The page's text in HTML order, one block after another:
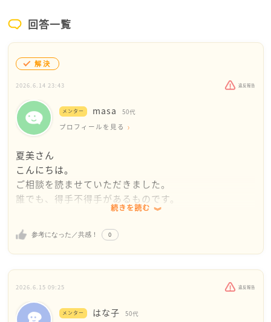
回答一覧
解決
2026.6.14 23:43 違反報告
メンター masa 50代
プロフィールを見る
夏美さん
こんにちは。
ご相談を読ませていただきました。
誰でも、得手不得手があるものです。
ですから仰る通りで、出来ない事は仕方ないのかも知
れませんね。
物作りは、日々の生活には必要不可欠では無いです
が、食事は生きていく上で欠かせないので、少し意味
合いが違うのかな？と、思います。
料理が苦手な人は、きっと世の中に沢山いらっしゃる
でしょう。
続きを読む
参考になった／共感！ 0
2026.6.15 09:25 違反報告
メンター はな子 50代